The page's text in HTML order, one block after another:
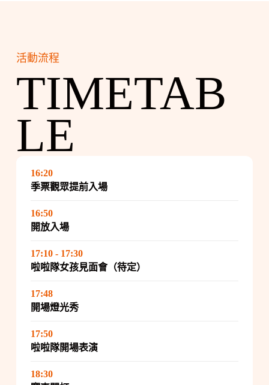
活動流程
TIMETAB
LE
16:20
季票觀眾提前入場
16:50
開放入場
17:10 - 17:30
啦啦隊女孩見面會（待定）
17:48
開場燈光秀
17:50
啦啦隊開場表演
18:30